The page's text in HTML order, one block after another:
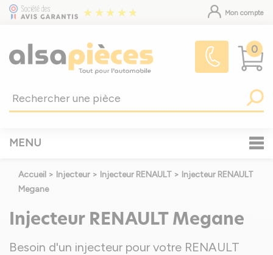
Mon compte
0
MENU
Accueil > Injecteur > Injecteur RENAULT > Injecteur RENAULT
Megane
Injecteur RENAULT Megane
Besoin d'un injecteur pour votre RENAULT